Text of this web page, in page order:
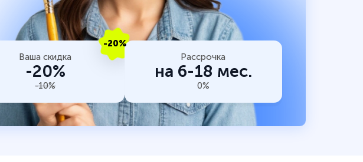
-20%
Ваша скидка
-20%
-10%
Рассрочка
на 6-18 мес.
0%